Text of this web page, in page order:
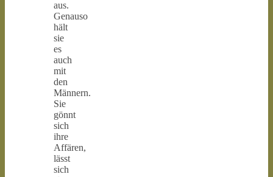
aus.
Genauso
hält
sie
es
auch
mit
den
Männern.
Sie
gönnt
sich
ihre
Affären,
lässt
sich